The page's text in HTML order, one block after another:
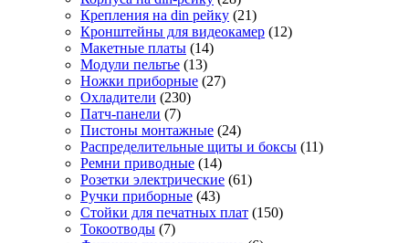
Крепления на din рейку (21)
Кронштейны для видеокамер (12)
Макетные платы (14)
Модули пельтье (13)
Ножки приборные (27)
Охладители (230)
Патч-панели (7)
Пистоны монтажные (24)
Распределительные щиты и боксы (11)
Ремни приводные (14)
Розетки электрические (61)
Ручки приборные (43)
Стойки для печатных плат (150)
Токоотводы (7)